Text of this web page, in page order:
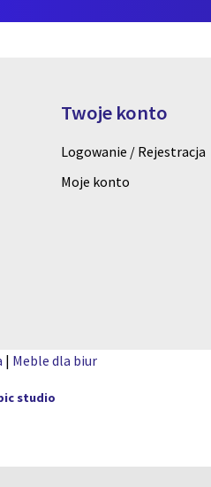
Twoje konto
Logowanie / Rejestracja
Moje konto
| Meble dla biur
studio